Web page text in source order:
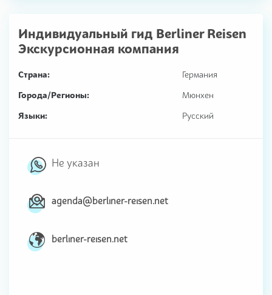
Индивидуальный гид Berliner Reisen
Экскурсионная компания
Страна:
Германия
Города/Регионы:
Мюнхен
Языки:
Русский
Не указан
agenda@berliner-reisen.net
berliner-reisen.net